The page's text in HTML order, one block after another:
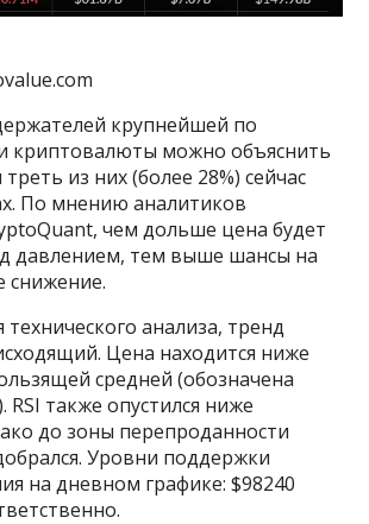
крупнейшей по
криптовалюты можно объяснить
из них (более 28%) сейчас
По мнению аналитиков
чем дольше цена будет
давлением, тем выше шансы на
снижение.
технического анализа, тренд
Цена находится ниже
средней (обозначена
также опустился ниже
до зоны перепроданности
Уровни поддержки
на дневном графике: $98240